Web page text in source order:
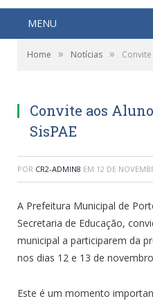
MENU
Home » Notícias »
Convite aos
SisPAE
POR CR2-ADMIN8 EM 12 DE
A Prefeitura Municipal de
Secretaria de Educação,
municipal a participarem da
nos dias 12 e 13 de
Este é um momento